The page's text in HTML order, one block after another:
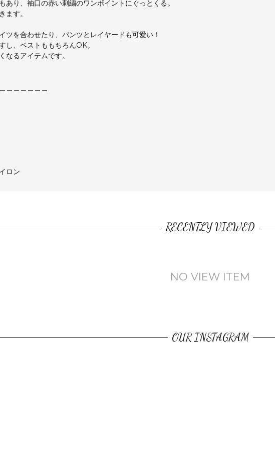
あり、袖口の赤い刺繍のワンポイントにぐっとくる。
ます。
ツを合わせたり、パンツとレイヤードも可愛い！
し、ベストももちろんOK。
なるアイテムです。
ロン
RECENTLY VIEWED
NO VIEW ITEM
OUR INSTAGRAM